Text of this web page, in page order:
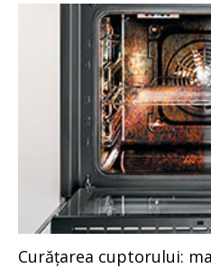
Curăţarea cuptorului: